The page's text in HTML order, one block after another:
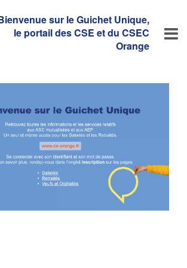
sur le Guichet Unique,
le portail des CSE et du CSEC
Orange